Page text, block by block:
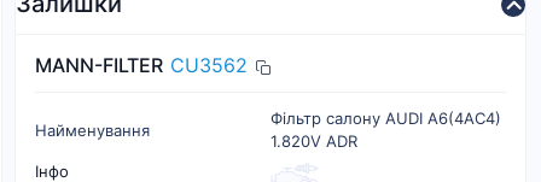
MANN-FILTER CU3562
Найменування
Фільтр салону AUDI A6(4AC4)
1.820V ADR
Інфо